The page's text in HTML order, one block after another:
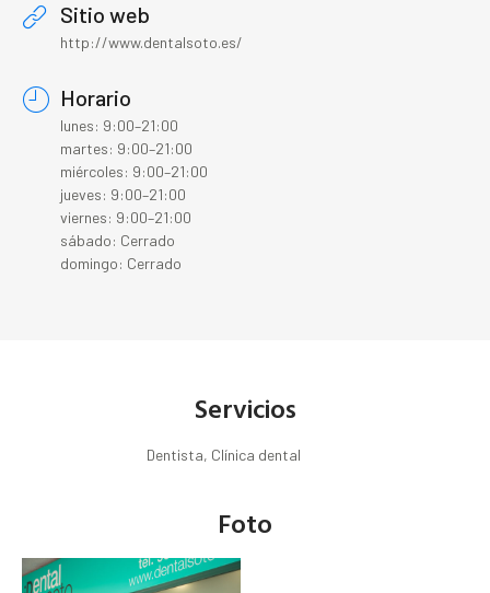
Sitio web
http://www.dentalsoto.es/
Horario
lunes: 9:00–21:00
martes: 9:00–21:00
miércoles: 9:00–21:00
jueves: 9:00–21:00
viernes: 9:00–21:00
sábado: Cerrado
domingo: Cerrado
Servicios
Dentista, Clínica dental
Foto